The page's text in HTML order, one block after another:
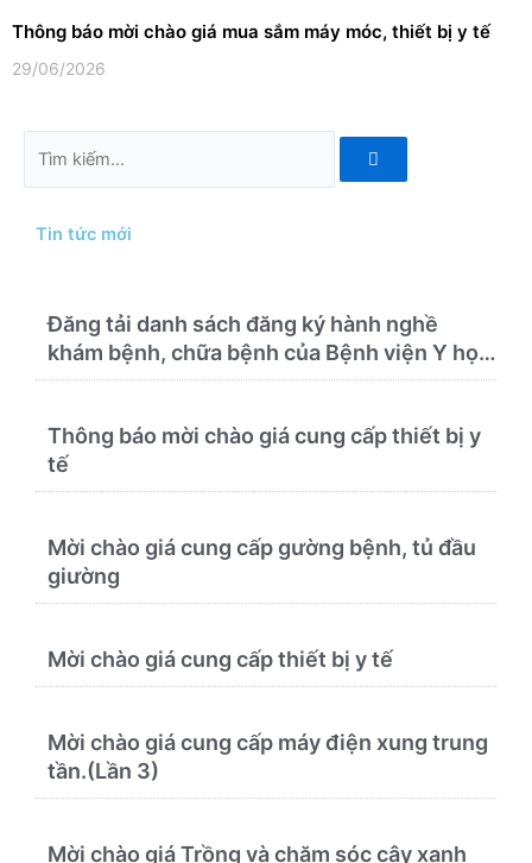
Thông báo mời chào giá mua sắm máy móc, thiết bị y tế
29/06/2026
kiếm
Tin tức mới
Đăng tải danh sách đăng ký hành nghề
khám bệnh, chữa bệnh của Bệnh viện Y học
cổ truyền và Phục hồi chức năng Quy Nhơn
Thông báo mời chào giá cung cấp thiết bị y
tế
Mời chào giá cung cấp gường bệnh, tủ đầu
giường
Mời chào giá cung cấp thiết bị y tế
Mời chào giá cung cấp máy điện xung trung
tần.(Lần 3)
Mời chào giá Trồng và chăm sóc cây xanh